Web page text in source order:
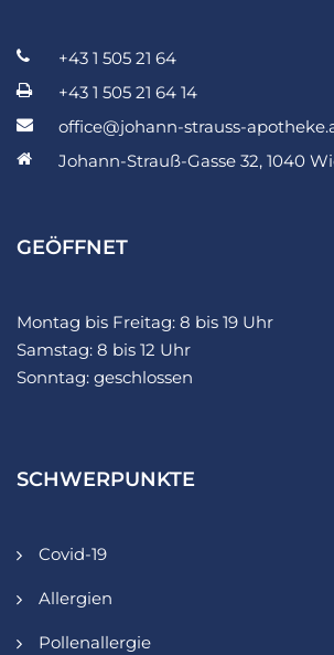
+43 1 505 21 64
+43 1 505 21 64 14
office@johann-strauss-
Johann-Strauß-Gasse 32, 1040
GEÖFFNET
Montag bis Freitag: 8 bis 19 Uhr
Samstag: 8 bis 12 Uhr
Sonntag: geschlossen
SCHWERPUNKTE
Covid-19
Allergien
Pollenallergie